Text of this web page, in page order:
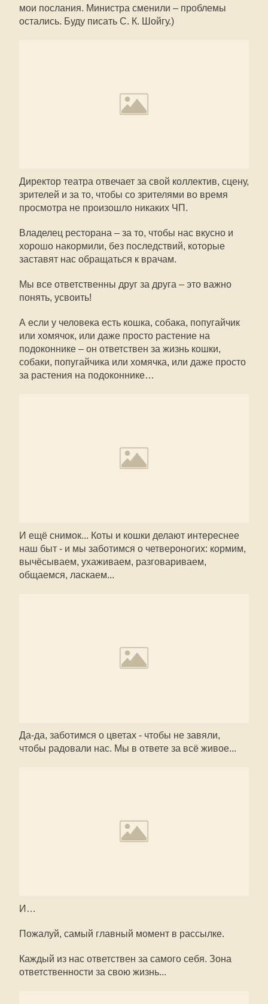
мои послания. Министра сменили – проблемы
остались. Буду писать С. К. Шойгу.)
Директор театра отвечает за свой коллектив, сцену,
зрителей и за то, чтобы со зрителями во время
просмотра не произошло никаких ЧП.
Владелец ресторана – за то, чтобы нас вкусно и
хорошо накормили, без последствий, которые
заставят нас обращаться к врачам.
Мы все ответственны друг за друга – это важно
понять, усвоить!
А если у человека есть кошка, собака, попугайчик
или хомячок, или даже просто растение на
подоконнике – он ответствен за жизнь кошки,
собаки, попугайчика или хомячка, или даже просто
за растения на подоконнике…
И ещё снимок... Коты и кошки делают интереснее
наш быт - и мы заботимся о четвероногих: кормим,
вычёсываем, ухаживаем, разговариваем,
общаемся, ласкаем...
Да-да, заботимся о цветах - чтобы не завяли,
чтобы радовали нас. Мы в ответе за всё живое...
И…
Пожалуй, самый главный момент в рассылке.
Каждый из нас ответствен за самого себя. Зона
ответственности за свою жизнь...